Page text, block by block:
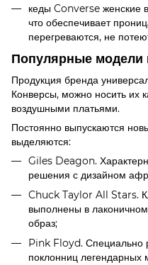
кеды Converse женские
что обеспечивает
перегреваются, не
Популярные модели
Продукция бренда
Конверсы, можно носить их
воздушными платьями.
Постоянно выпускаются
выделяются:
Giles Deagon.
решения с дизайном
Chuck Taylor All Stars.
выполнены в
образ;
Pink Floyd. Специально
поклонниц легендарных